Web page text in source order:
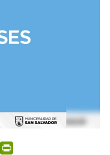
Copy